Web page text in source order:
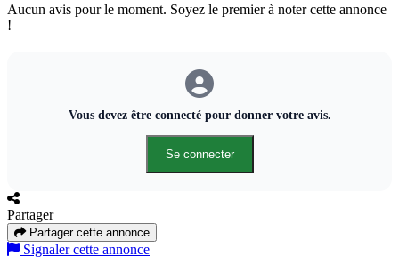
Aucun avis pour le moment. Soyez le premier à noter cette annonce
!
Vous devez être connecté pour donner votre avis.
Se connecter
Partager
Partager cette annonce
Signaler cette annonce